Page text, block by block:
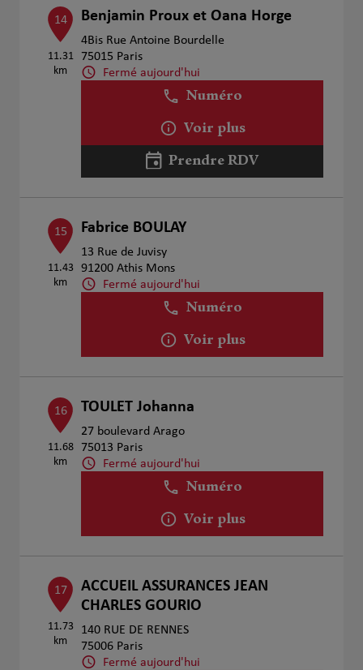
14
11.31
km
Benjamin Proux et Oana Horge
4Bis Rue Antoine Bourdelle
75015 Paris
Fermé aujourd'hui
Numéro
Voir plus
Prendre RDV
15
11.43
km
Fabrice BOULAY
13 Rue de Juvisy
91200 Athis Mons
Fermé aujourd'hui
Numéro
Voir plus
16
11.68
km
TOULET Johanna
27 boulevard Arago
75013 Paris
Fermé aujourd'hui
Numéro
Voir plus
17
11.73
km
ACCUEIL ASSURANCES JEAN
CHARLES GOURIO
140 RUE DE RENNES
75006 Paris
Fermé aujourd'hui